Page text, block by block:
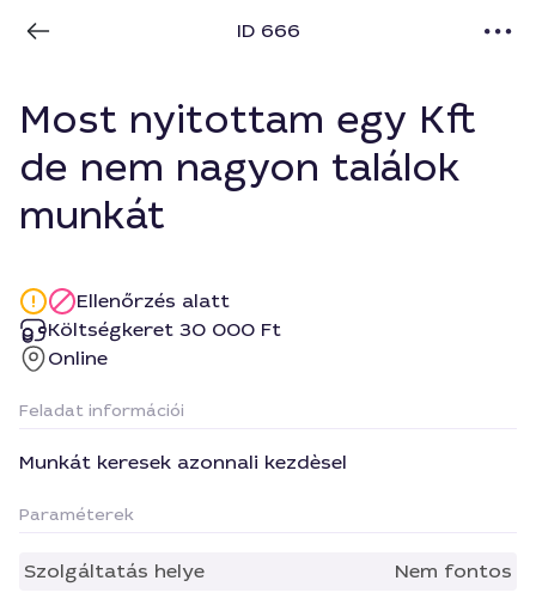
ID 666
Most nyitottam egy Kft
de nem nagyon találok
munkát
Ellenőrzés alatt
Költségkeret 30 000 Ft
Online
Feladat információi
Munkát keresek azonnali kezdèsel
Paraméterek
Szolgáltatás helye Nem fontos